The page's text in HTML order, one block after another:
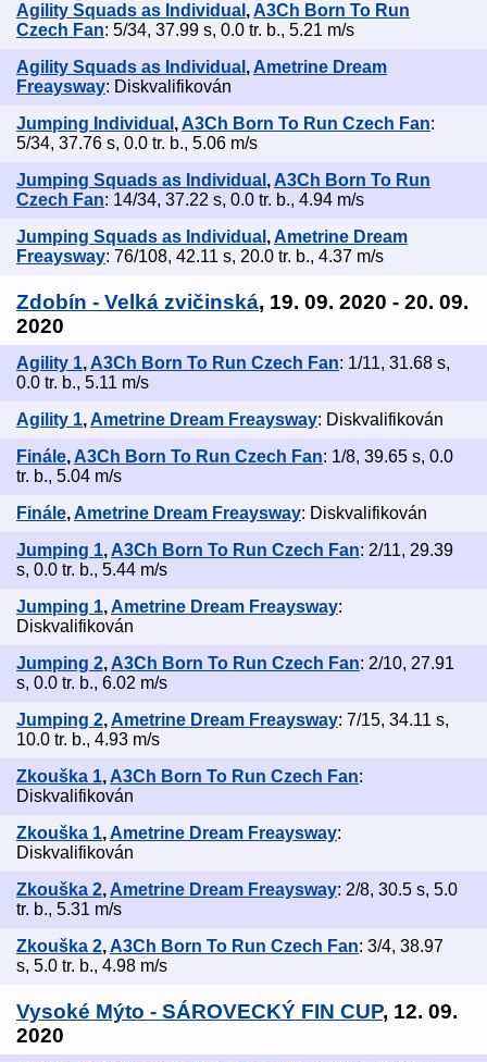
Agility Squads as Individual ,A3Ch Born To Run
Czech Fan: 5/34, 37.99 s, 0.0 tr. b., 5.21 m/s
Agility Squads as Individual , Ametrine Dream
Freaysway: Diskvalifikován
Jumping Individual ,A3Ch Born To Run Czech Fan:
5/34, 37.76 s, 0.0 tr. b., 5.06 m/s
Jumping Squads as Individual , A3Ch Born To Run
Czech Fan: 14/34, 37.22 s, 0.0 tr. b., 4.94 m/s
Jumping Squads as Individual ,Ametrine Dream
Freaysway: 76/108, 42.11 s, 20.0 tr. b., 4.37 m/s
Zdobín - Velká zvičinská, 19. 09. 2020 - 20. 09.
2020
Agility 1, A3Ch Born To Run Czech Fan: 1/11, 31.68 s,
0.0 tr. b., 5.11 m/s
Agility 1,Ametrine Dream Freaysway: Diskvalifikován
Finále, A3Ch Born To Run Czech Fan: 1/8, 39.65 s, 0.0
tr. b., 5.04 m/s
Finále,Ametrine Dream Freaysway: Diskvalifikován
Jumping 1, A3Ch Born To Run Czech Fan: 2/11, 29.39
s, 0.0 tr. b., 5.44 m/s
Jumping 1,Ametrine Dream Freaysway:
Diskvalifikován
Jumping 2, A3Ch Born To Run Czech Fan: 2/10, 27.91
s, 0.0 tr. b., 6.02 m/s
Jumping 2,Ametrine Dream Freaysway: 7/15, 34.11 s,
10.0 tr. b., 4.93 m/s
Zkouška 1, A3Ch Born To Run Czech Fan:
Diskvalifikován
Zkouška 1,Ametrine Dream Freaysway:
Diskvalifikován
Zkouška 2, Ametrine Dream Freaysway: 2/8, 30.5 s, 5.0
tr. b., 5.31 m/s
Zkouška 2,A3Ch Born To Run Czech Fan: 3/4, 38.97
s, 5.0 tr. b., 4.98 m/s
Vysoké Mýto - SÁROVECKÝ FIN CUP, 12. 09.
2020